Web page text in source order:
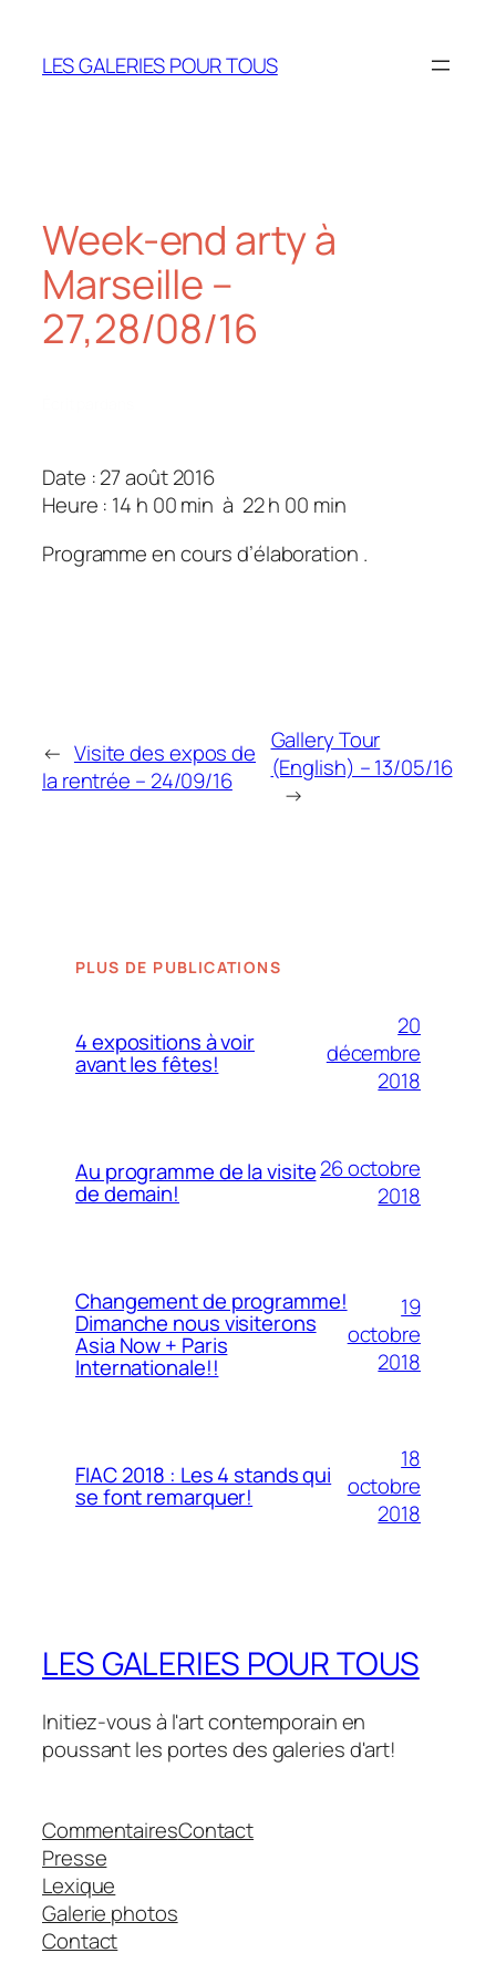
contenu
LES GALERIES POUR TOUS
Week-end arty à
Marseille –
27,28/08/16
Date : 27 août 2016
Heure : 14 h 00 min à 22 h 00 min
Programme en cours d’élaboration .
← Visite des expos de
la rentrée – 24/09/16
Gallery Tour
(English) – 13/05/16
→
PLUS DE PUBLICATIONS
4 expositions à voir
avant les fêtes!
20
décembre
2018
Au programme de la visite
de demain!
26 octobre
2018
Changement de programme!
Dimanche nous visiterons
Asia Now + Paris
Internationale!!
19
octobre
2018
FIAC 2018 : Les 4 stands qui
se font remarquer!
18
octobre
2018
LES GALERIES POUR TOUS
Initiez-vous à l'art contemporain en
poussant les portes des galeries d'art!
Commentaires
Presse
Lexique
Galerie photos
Contact
Contact